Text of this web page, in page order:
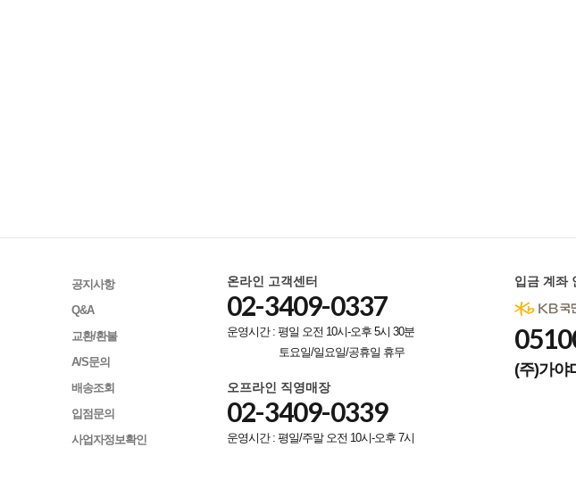
공지사항
Q&A
교환/환불
A/S문의
배송조회
입점문의
사업자정보확인
온라인 고객센터
02-3409-0337
운영시간 : 평일 오전 10시-오후 5시 30분
토요일/일요일/공휴일 휴무
오프라인 직영매장
02-3409-0339
운영시간 : 평일/주말 오전 10시-오후 7시
입금 계좌
(주)가야